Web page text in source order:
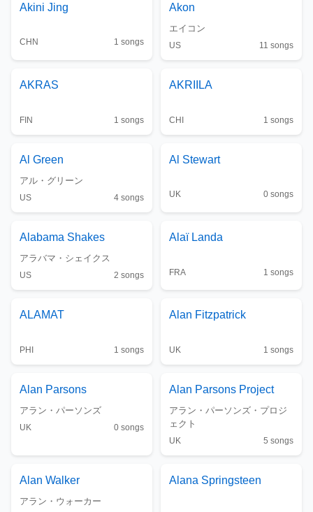
Akini Jing
CHN 1 songs
Akon
エイコン
US 11 songs
AKRAS
FIN 1 songs
AKRIILA
CHI 1 songs
Al Green
アル・グリーン
US 4 songs
Al Stewart
UK 0 songs
Alabama Shakes
アラバマ・シェイクス
US 2 songs
Alaï Landa
FRA 1 songs
ALAMAT
PHI 1 songs
Alan Fitzpatrick
UK 1 songs
Alan Parsons
アラン・パーソンズ
UK 0 songs
Alan Parsons Project
アラン・パーソンズ・プロジ
ェクト
UK 5 songs
Alan Walker
アラン・ウォーカー
Alana Springsteen